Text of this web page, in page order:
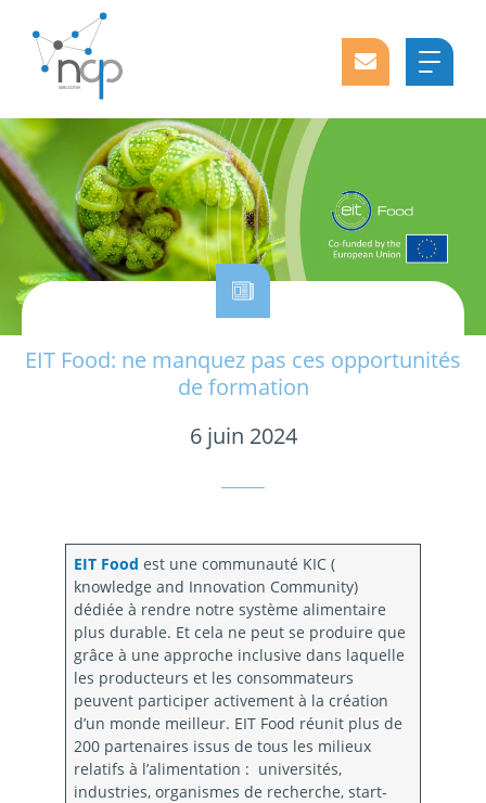
EIT Food: ne manquez pas ces opportunités
de formation
6 juin 2024
EIT Food est une communauté KIC (
knowledge and Innovation Community)
dédiée à rendre notre système alimentaire
plus durable. Et cela ne peut se produire que
grâce à une approche inclusive dans laquelle
les producteurs et les consommateurs
peuvent participer activement à la création
d’un monde meilleur. EIT Food réunit plus de
200 partenaires issus de tous les milieux
relatifs à l’alimentation : universités,
industries, organismes de recherche, start-